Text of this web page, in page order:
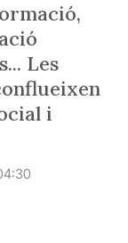
Les
i